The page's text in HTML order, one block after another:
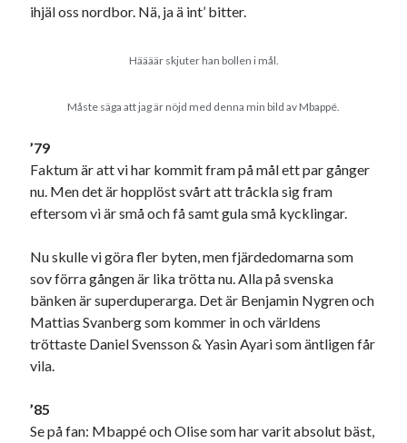
ihjäl oss nordbor. Nä, ja ä int’ bitter.
Häääär skjuter han bollen i mål.
Måste säga att jag är nöjd med denna min bild av Mbappé.
’79
Faktum är att vi har kommit fram på mål ett par gånger
nu. Men det är hopplöst svårt att tråckla sig fram
eftersom vi är små och få samt gula små kycklingar.
Nu skulle vi göra fler byten, men fjärdedomarna som
sov förra gången är lika trötta nu. Alla på svenska
bänken är superduperarga. Det är Benjamin Nygren och
Mattias Svanberg som kommer in och världens
tröttaste Daniel Svensson & Yasin Ayari som äntligen får
vila.
’85
Se på fan: Mbappé och Olise som har varit absolut bäst,